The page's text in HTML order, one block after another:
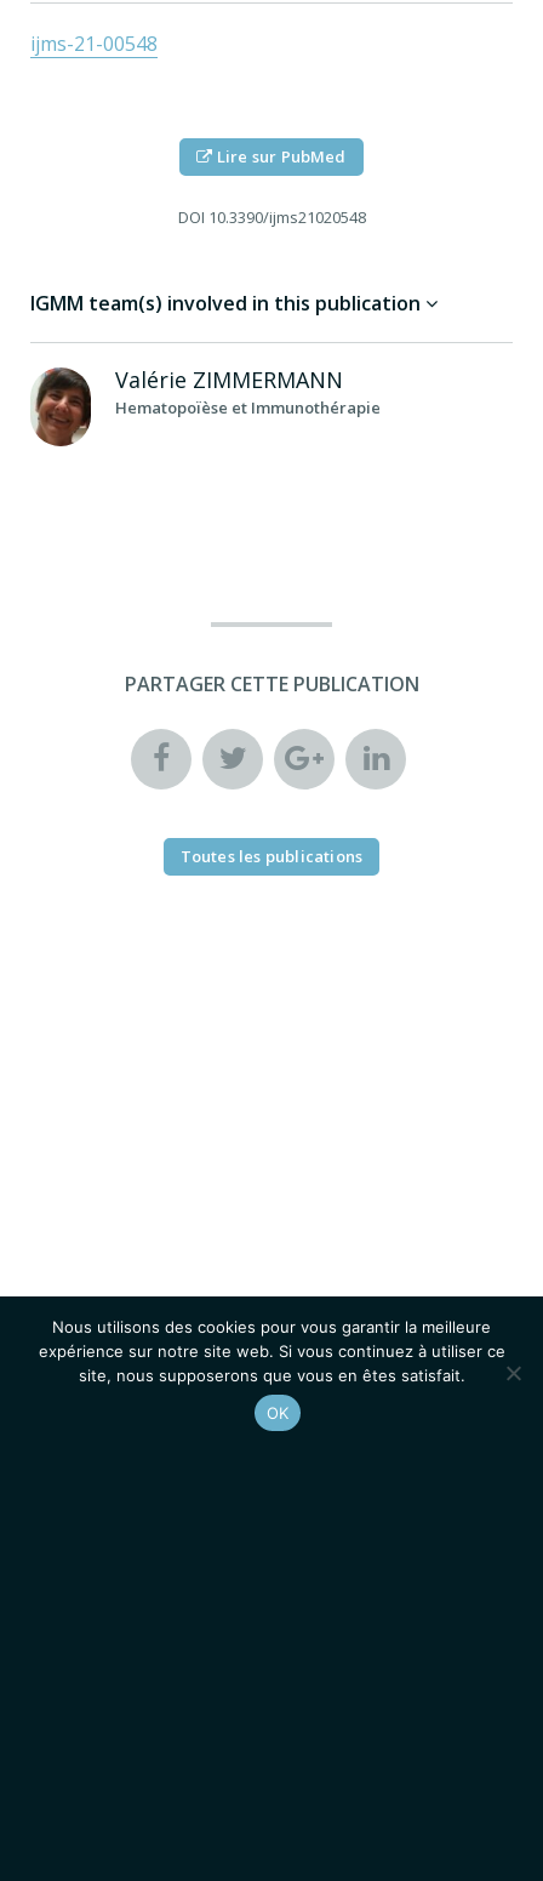
ijms-21-00548
Lire sur PubMed
DOI 10.3390/ijms21020548
IGMM team(s) involved in this publication
Valérie ZIMMERMANN
Hematopoïèse et Immunothérapie
PARTAGER CETTE PUBLICATION
Toutes les publications
Nous utilisons des cookies pour vous garantir la meilleure
expérience sur notre site web. Si vous continuez à utiliser ce
site, nous supposerons que vous en êtes satisfait.
OK